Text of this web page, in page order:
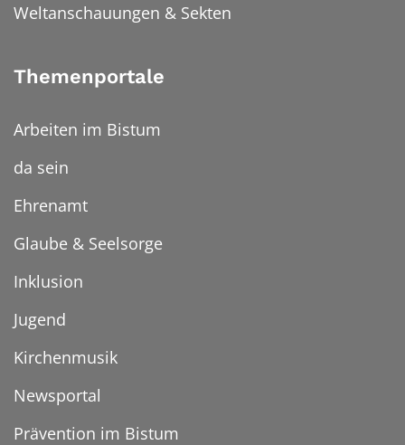
Weltanschauungen & Sekten
Themenportale
Arbeiten im Bistum
da sein
Ehrenamt
Glaube & Seelsorge
Inklusion
Jugend
Kirchenmusik
Newsportal
Prävention im Bistum